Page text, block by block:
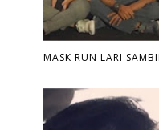
MASK RUN LARI